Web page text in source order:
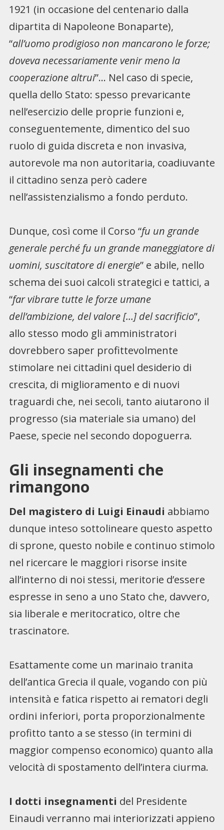
1921 (in occasione del centenario dalla
dipartita di Napoleone Bonaparte),
“all’uomo prodigioso non mancarono le forze;
doveva necessariamente venir meno la
cooperazione altrui”… Nel caso di specie,
quella dello Stato: spesso prevaricante
nell’esercizio delle proprie funzioni e,
conseguentemente, dimentico del suo
ruolo di guida discreta e non invasiva,
autorevole ma non autoritaria, coadiuvante
il cittadino senza però cadere
nell’assistenzialismo a fondo perduto.
Dunque, così come il Corso “fu un grande
generale perché fu un grande maneggiatore di
uomini, suscitatore di energie” e abile, nello
schema dei suoi calcoli strategici e tattici, a
“far vibrare tutte le forze umane
dell’ambizione, del valore […] del sacrificio”,
allo stesso modo gli amministratori
dovrebbero saper profittevolmente
stimolare nei cittadini quel desiderio di
crescita, di miglioramento e di nuovi
traguardi che, nei secoli, tanto aiutarono il
progresso (sia materiale sia umano) del
Paese, specie nel secondo dopoguerra.
Gli insegnamenti che
rimangono
Del magistero di Luigi Einaudi abbiamo
dunque inteso sottolineare questo aspetto
di sprone, questo nobile e continuo stimolo
nel ricercare le maggiori risorse insite
all’interno di noi stessi, meritorie d’essere
espresse in seno a uno Stato che, davvero,
sia liberale e meritocratico, oltre che
trascinatore.
Esattamente come un marinaio tranita
dell’antica Grecia il quale, vogando con più
intensità e fatica rispetto ai rematori degli
ordini inferiori, porta proporzionalmente
profitto tanto a se stesso (in termini di
maggior compenso economico) quanto alla
velocità di spostamento dell’intera ciurma.
I dotti insegnamenti del Presidente
Einaudi verranno mai interiorizzati appieno